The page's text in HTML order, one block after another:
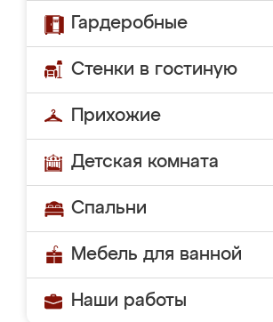
Гардеробные
Стенки в гостиную
Прихожие
Детская комната
Спальни
Мебель для ванной
Наши работы